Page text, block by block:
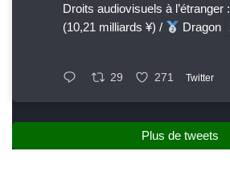
Droits audiovisuels à l’étranger :
(10,21 milliards ¥) /
Dragon
29 271 Twitter
Plus de tweets